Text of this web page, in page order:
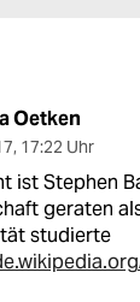
Oetken
, 17:22 Uhr
ist Stephen
geraten
studierte